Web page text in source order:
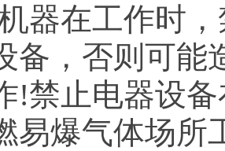
器在工作时
备，否则可能
!禁止电器设
易爆气体场所